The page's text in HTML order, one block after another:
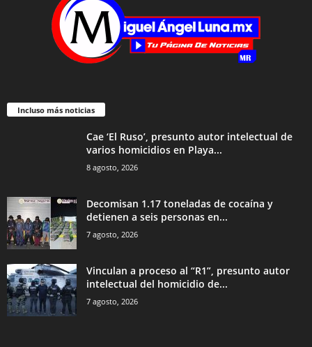
Incluso más noticias
Cae ‘El Ruso’, presunto autor intelectual de
varios homicidios en Playa...
8 agosto, 2026
Decomisan 1.17 toneladas de cocaína y
detienen a seis personas en...
7 agosto, 2026
Vinculan a proceso al “R1”, presunto autor
intelectual del homicidio de...
7 agosto, 2026